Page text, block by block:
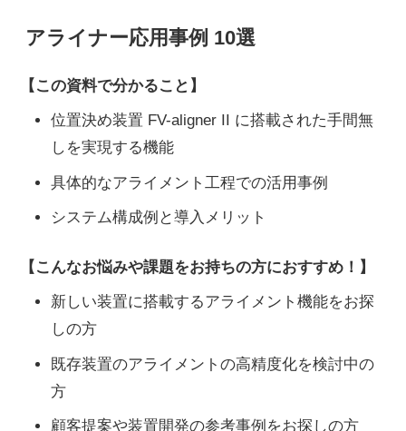
アライナー応用事例 10選
【この資料で分かること】
位置決め装置 FV-aligner II に搭載された手間無
しを実現する機能
具体的なアライメント工程での活用事例
システム構成例と導入メリット
【こんなお悩みや課題をお持ちの方におすすめ！】
新しい装置に搭載するアライメント機能をお探
しの方
既存装置のアライメントの高精度化を検討中の
方
顧客提案や装置開発の参考事例をお探しの方